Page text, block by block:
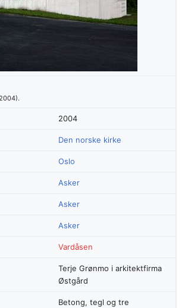
2004
Den norske kirke
Oslo
Asker
Asker
Asker
Vardåsen
Terje Grønmo i arkitektfirma
Østgård
Betong, tegl og tre